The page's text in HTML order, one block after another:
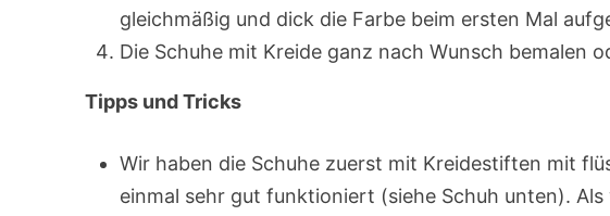
gleichmäßig und dick die Farbe beim ersten Mal
Die Schuhe mit Kreide ganz nach Wunsch bemalen
Tipps und Tricks
Wir haben die Schuhe zuerst mit Kreidestiften mit
einmal sehr gut funktioniert (siehe Schuh unten).